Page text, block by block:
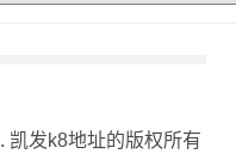
凯发k8地址的版权所有